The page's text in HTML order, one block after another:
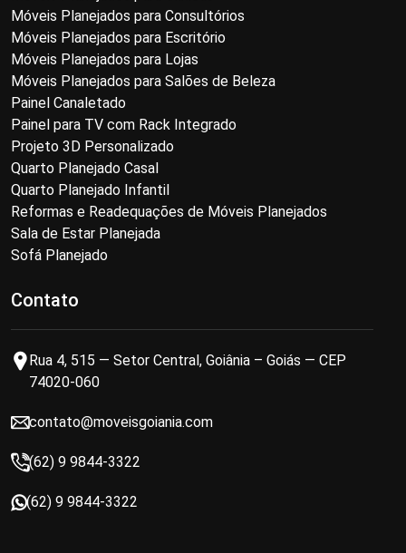
Móveis Planejados para Consultórios
Móveis Planejados para Escritório
Móveis Planejados para Lojas
Móveis Planejados para Salões de Beleza
Painel Canaletado
Painel para TV com Rack Integrado
Projeto 3D Personalizado
Quarto Planejado Casal
Quarto Planejado Infantil
Reformas e Readequações de Móveis Planejados
Sala de Estar Planejada
Sofá Planejado
Contato
Rua 4, 515 — Setor Central, Goiânia – Goiás — CEP
74020-060
contato@moveisgoiania.com
(62) 9 9844-3322
(62) 9 9844-3322